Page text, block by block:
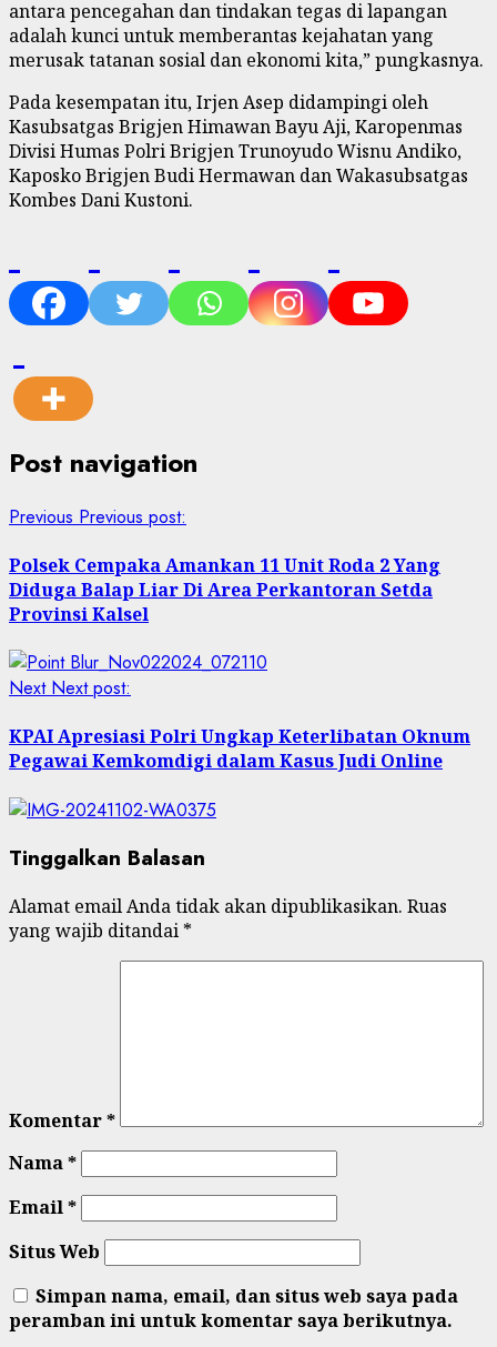
antara pencegahan dan tindakan tegas di lapangan
adalah kunci untuk memberantas kejahatan yang
merusak tatanan sosial dan ekonomi kita,” pungkasnya.
Pada kesempatan itu, Irjen Asep didampingi oleh
Kasubsatgas Brigjen Himawan Bayu Aji, Karopenmas
Divisi Humas Polri Brigjen Trunoyudo Wisnu Andiko,
Kaposko Brigjen Budi Hermawan dan Wakasubsatgas
Kombes Dani Kustoni.
Post navigation
Previous Previous post:
Polsek Cempaka Amankan 11 Unit Roda 2 Yang
Diduga Balap Liar Di Area Perkantoran Setda
Provinsi Kalsel
Next Next post:
KPAI Apresiasi Polri Ungkap Keterlibatan Oknum
Pegawai Kemkomdigi dalam Kasus Judi Online
Tinggalkan Balasan
Alamat email Anda tidak akan dipublikasikan. Ruas
yang wajib ditandai *
Komentar*
Nama*
Email*
Situs Web
Simpan nama, email, dan situs web saya pada
peramban ini untuk komentar saya berikutnya.